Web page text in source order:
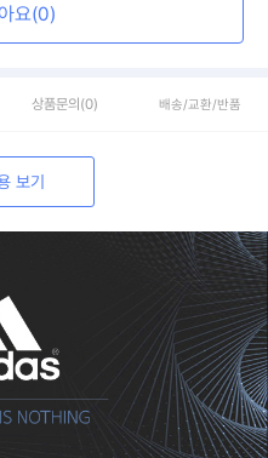
요(0)
상품문의 (0) 배송/교환/반품
보기